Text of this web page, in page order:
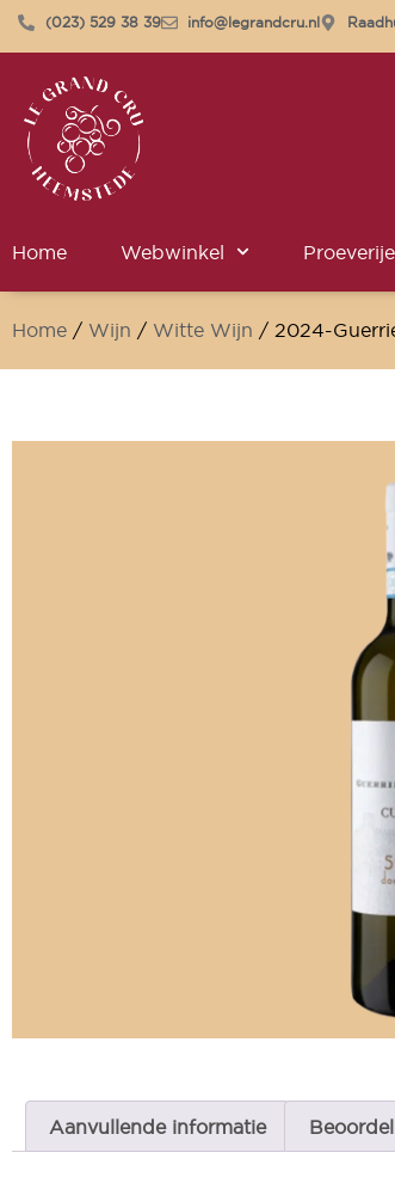
(023) 529 38 39 info@legrandcru.nl
Home Webwinkel
Home / Wijn / Witte Wijn / 2024-
Aanvullende informatie